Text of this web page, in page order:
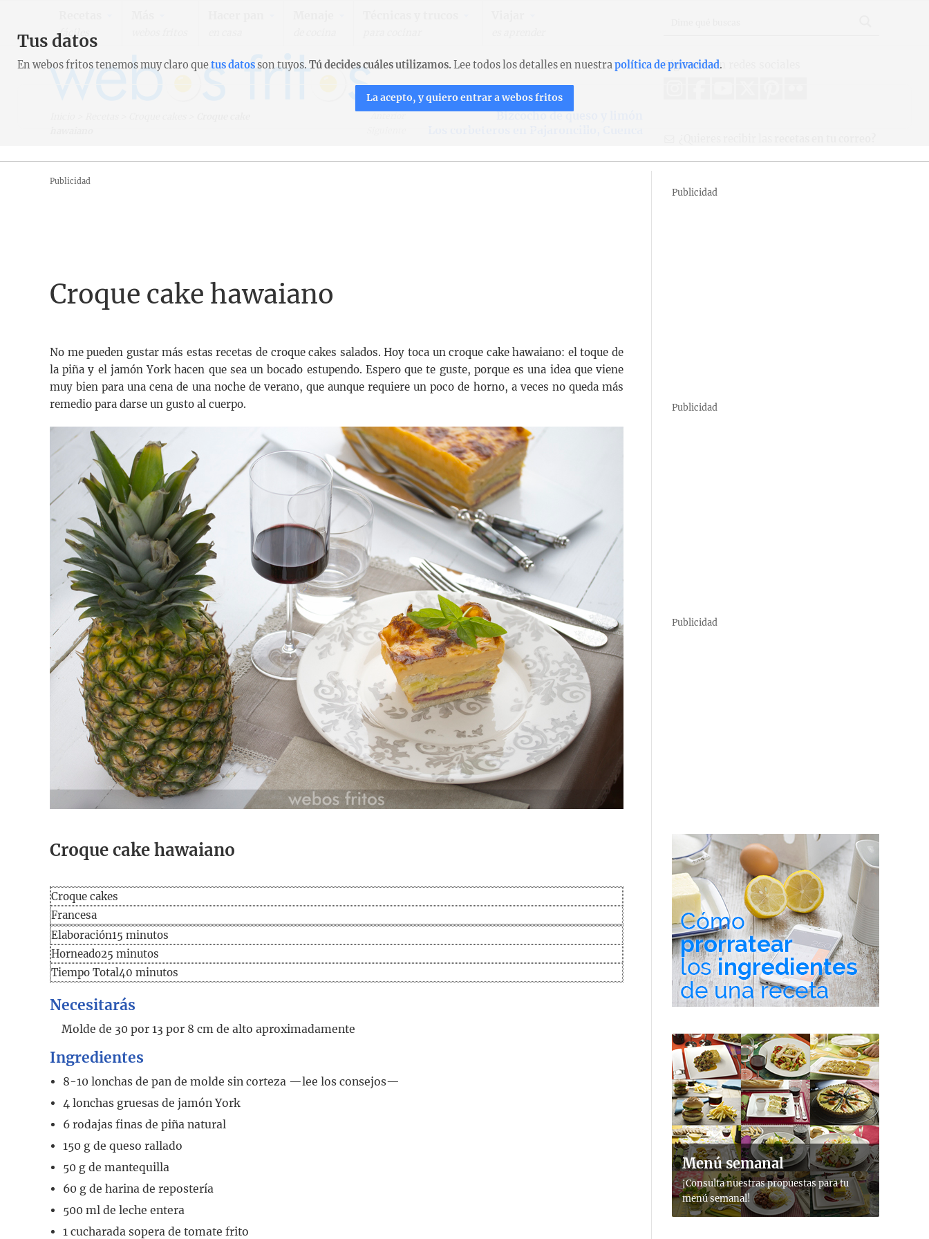
fáciles
Bizcocho de queso y limón
Síguenos en redes sociales
Publicidad
Croque cake hawaiano
No me pueden gustar más estas recetas de croque cakes salados. Hoy toca un croque cake hawaiano: el toque de
la piña y el jamón York hacen que sea un bocado estupendo. Espero que te guste, porque es una idea que viene
muy bien para una cena de una noche de verano, que aunque requiere un poco de horno, a veces no queda más
remedio para darse un gusto al cuerpo.
Croque cake hawaiano
Croque cakes
Francesa
Elaboración
Elaboración15 minutos
minutos
Horneado25 minutos
minutos
Tiempo
Tiempo Total40 minutos
minutos
Necesitarás
Molde de 30 por 13 por 8 cm de alto aproximadamente
Ingredientes
8-10 lonchas de pan de molde sin corteza —lee los consejos—
4 lonchas gruesas de jamón York
6 rodajas finas de piña natural
150 g de queso rallado
50 g de mantequilla
60 g de harina de repostería
500 ml de leche entera
1 cucharada sopera de tomate frito
Publicidad
Publicidad
Publicidad
Menú semanal
¡Consulta nuestras propuestas para tu
menú semanal!
Tus datos
En webos fritos tenemos muy claro quetus datosson tuyos. Tú decides cuáles utilizamos.Lee todos los detalles en nuestrapolítica de privacidad.
La acepto, y quiero entrar a webos fritos